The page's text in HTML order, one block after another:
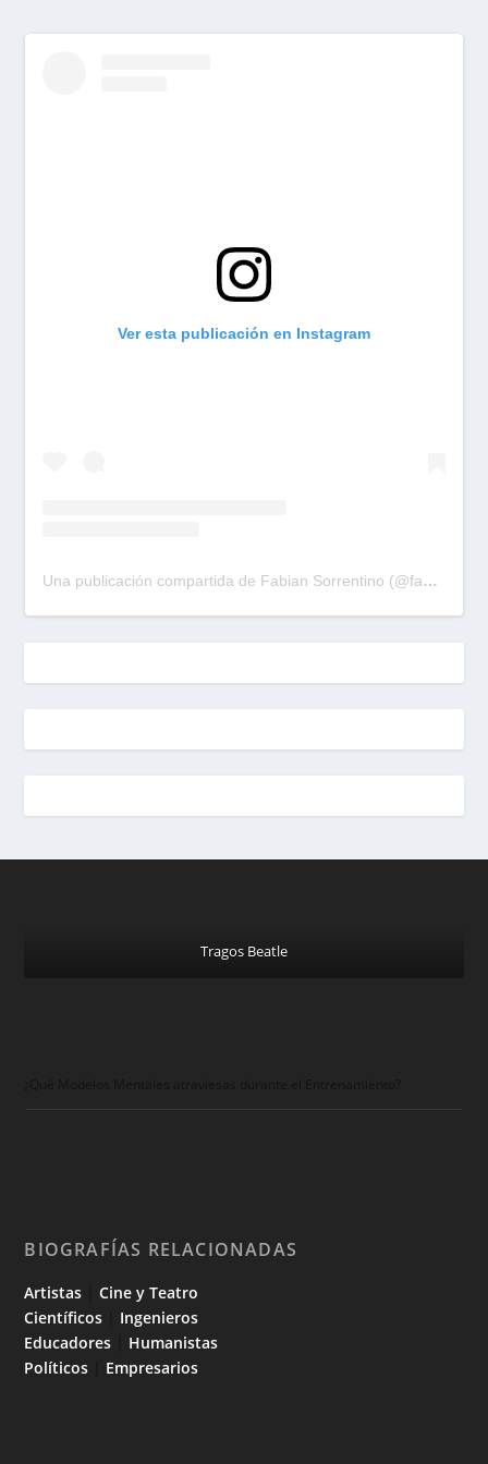
Ver esta publicación en Instagram
Una publicación compartida de Fabian Sorrentino (@fabiansonria)
Tragos Beatle
BIOGRAFÍAS RELACIONADAS
Artistas |Cine y Teatro
Científicos
Ingenieros
Educadores
Humanistas
Políticos
Empresarios